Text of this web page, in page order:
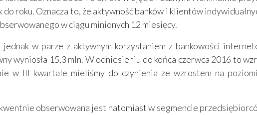
roku. Oznacza to, że aktywność banków i klientów
w ciągu minionych 12 miesięcy.
w parze z aktywnym korzystaniem z bankowości
wyniosła 15,3 mln. W odniesieniu do końca czerwca 2016 to
w III kwartale mieliśmy do czynienia ze wzrostem na
obserwowana jest natomiast w segmencie